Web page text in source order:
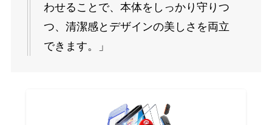
わせることで、本体をしっかり守りつ
つ、清潔感とデザインの美しさを両立
できます。」